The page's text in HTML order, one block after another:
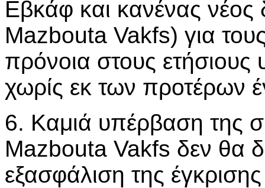
Εβκάφ και κανένας νέος
Mazbouta Vakfs) για
πρόνοια στους ετήσιους
χωρίς εκ των προτέρων
6. Καμιά υπέρβαση της
Mazbouta Vakfs δεν θα
εξασφάλιση της